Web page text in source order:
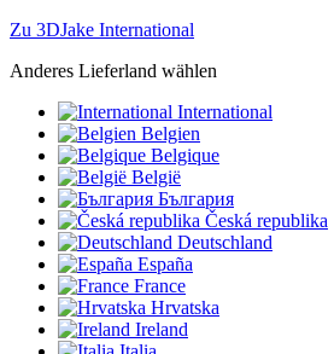
Zu 3DJake International
Anderes Lieferland wählen
International
Belgien
Belgique
België
България
Česká republika
Deutschland
España
France
Hrvatska
Ireland